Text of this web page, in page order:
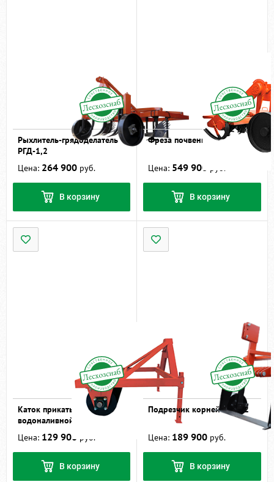
Рыхлитель-грядоделатель
РГД-1,2
Цена: 264 900 руб.
В корзину
Фреза почвенная ФП-1,3
Цена: 549 900
В корзину
Каток прикатывающий
водоналивной КН-1В
Цена: 129 900 руб.
В корзину
Подрезчик корней ПК-1,2
Цена: 189 900 руб.
В корзину